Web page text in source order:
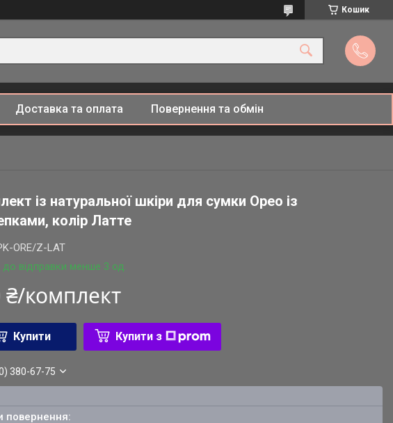
Кошик
Доставка та оплата Повернення та обмін
із натуральної шкіри для сумки Орео із
колір Латте
до відправки менше 3 од.
ORE/Z-LAT
₴/комплект
Купити Купити з
380-67-75